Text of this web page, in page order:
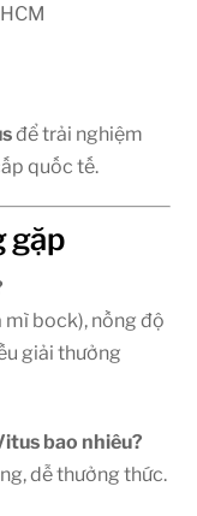
để trải nghiệm
quốc tế.
gặp
mì bock), nồng độ
giải thưởng
bao nhiêu?
dễ thưởng thức.